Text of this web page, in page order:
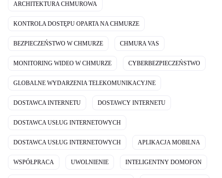
ARCHITEKTURA CHMUROWA
KONTROLA DOSTĘPU OPARTA NA CHMURZE
BEZPIECZEŃSTWO W CHMURZE CHMURA VAS
MONITORING WIDEO W CHMURZE CYBERBEZPIECZEŃSTWO
GLOBALNE WYDARZENIA TELEKOMUNIKACYJNE
DOSTAWCA INTERNETU DOSTAWCY INTERNETU
DOSTAWCA USŁUG INTERNETOWYCH
DOSTAWCA USŁUG INTERNETOWYCH APLIKACJA MOBILNA
WSPÓŁPRACA UWOLNIENIE INTELIGENTNY DOMOFON